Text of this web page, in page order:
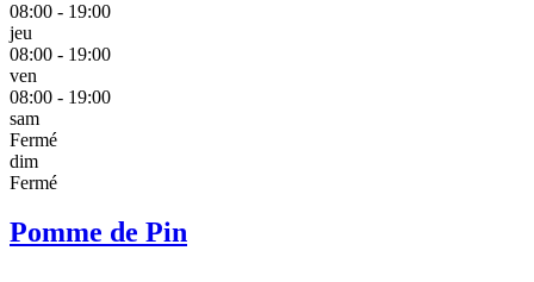
08:00 - 19:00
jeu
08:00 - 19:00
ven
08:00 - 19:00
sam
Fermé
dim
Fermé
Pomme de Pin